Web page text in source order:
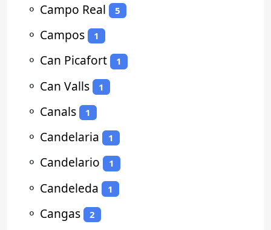
⚬ Campo Real 5
⚬ Campos 1
⚬ Can Picafort 1
⚬ Can Valls 1
⚬ Canals 1
⚬ Candelaria 1
⚬ Candelario 1
⚬ Candeleda 1
⚬ Cangas 2